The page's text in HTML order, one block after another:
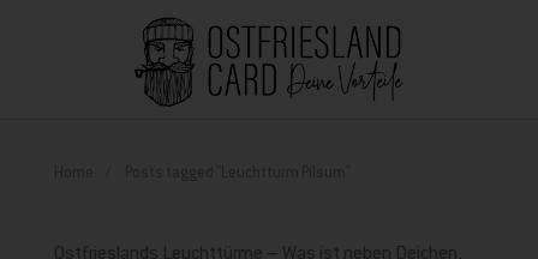
Ostfrieslands Leuchttürme – Was ist neben Deichen,